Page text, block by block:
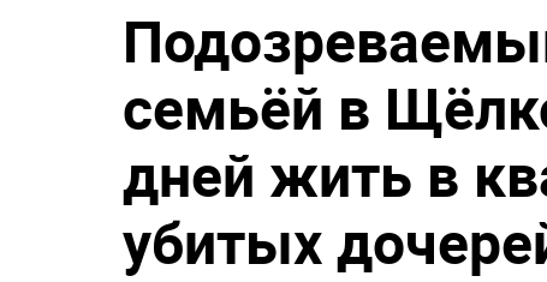
семьёй в
дней жить в
убитых